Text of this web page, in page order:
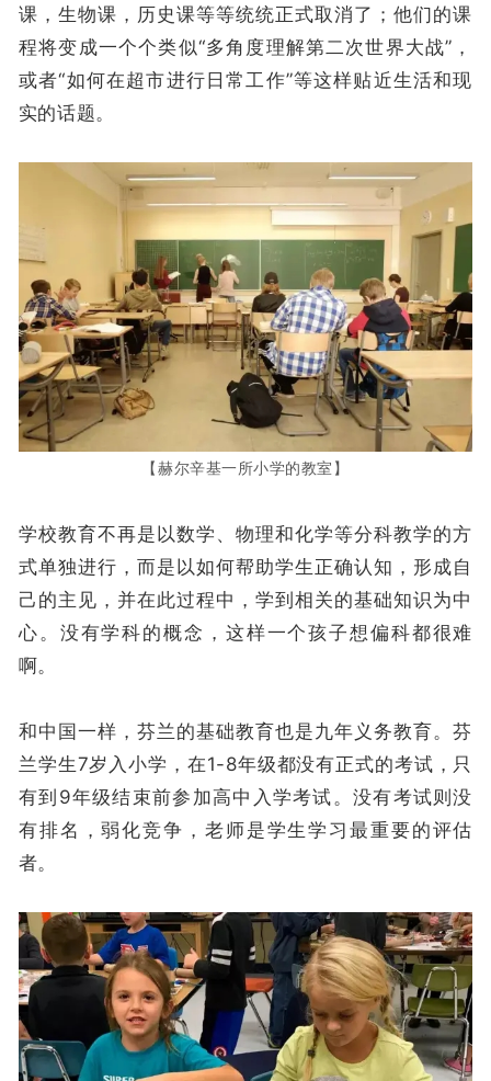
课，生物课，历史课等等统统正式取消了；他们的课
程将变成一个个类似“多角度理解第二次世界大战”，
或者“如何在超市进行日常工作”等这样贴近生活和现
实的话题。
【赫尔辛基一所小学的教室】
学校教育不再是以数学、物理和化学等分科教学的方
式单独进行，而是以如何帮助学生正确认知，形成自
己的主见，并在此过程中，学到相关的基础知识为中
心。没有学科的概念，这样一个孩子想偏科都很难
啊。
和中国一样，芬兰的基础教育也是九年义务教育。芬
兰学生7岁入小学，在1-8年级都没有正式的考试，只
有到9年级结束前参加高中入学考试。没有考试则没
有排名，弱化竞争，老师是学生学习最重要的评估
者。